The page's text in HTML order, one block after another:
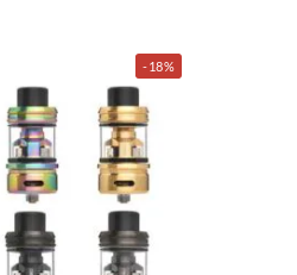
-18%